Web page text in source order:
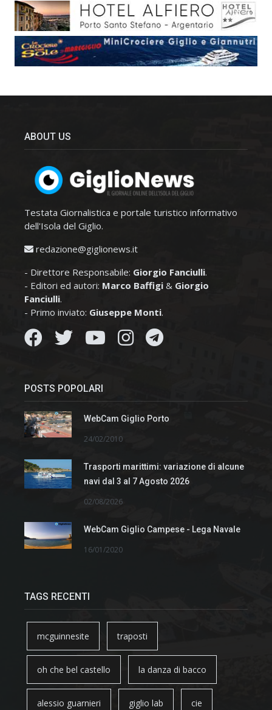
ABOUT US
Testata Giornalistica e portale turistico informativo
dell'Isola del Giglio.
redazione@giglionews.it
- Direttore Responsabile: Giorgio Fanciulli.
- Editori ed autori: Marco Baffigi & Giorgio
Fanciulli.
- Primo inviato: Giuseppe Monti.
POSTS POPOLARI
WebCam Giglio Porto
24/02/2010
Trasporti marittimi: variazione di alcune
navi dal 3 al 7 Agosto 2026
02/08/2026
WebCam Giglio Campese - Lega Navale
16/01/2020
TAGS RECENTI
mcguinnesite traposti
oh che bel castello la danza di bacco
alessio guarnieri giglio lab cie